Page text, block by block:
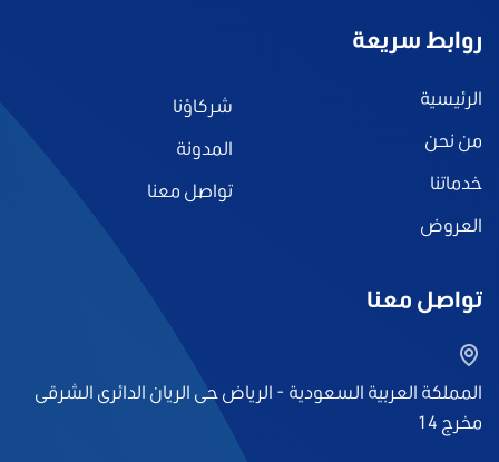
روابط سريعة
الرئيسية
من نحن
خدماتنا
العروض
شركاؤنا
المدونة
تواصل معنا
تواصل معنا
المملكة العربية السعودية - الرياض حى الريان الدائرى الشرقى
مخرج 14